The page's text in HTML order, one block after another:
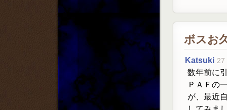
ボスお
Katsuki 27
数年前に
ＰＡＦの
が、最近